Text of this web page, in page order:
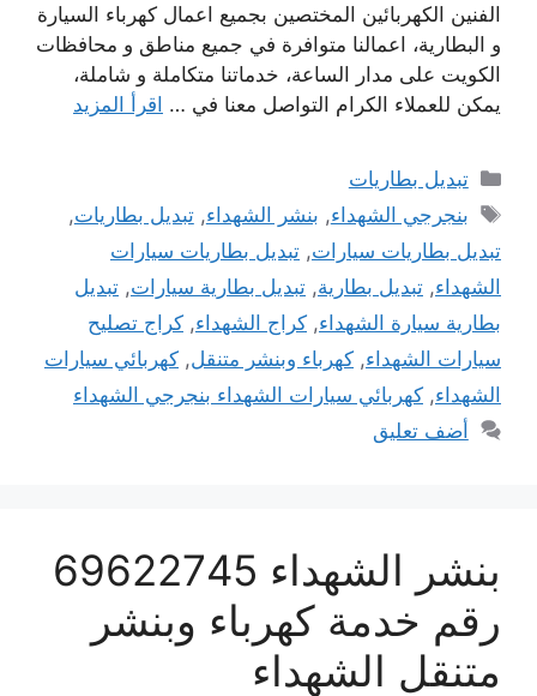
الفنين الكهربائين المختصين بجميع اعمال كهرباء السيارة
و البطارية، اعمالنا متوافرة في جميع مناطق و محافظات
الكويت على مدار الساعة، خدماتنا متكاملة و شاملة،
يمكن للعملاء الكرام التواصل معنا في … اقرأ المزيد
التصنيفات
تبديل بطاريات
الوسوم
بنجرجي الشهداء, بنشر الشهداء,تبديل بطاريات,
تبديل بطاريات سيارات, تبديل بطاريات سيارات
الشهداء, تبديل بطارية, تبديل بطارية سيارات, تبديل
بطارية سيارة الشهداء, كراج الشهداء, كراج تصليح
سيارات الشهداء, كهرباء وبنشر متنقل, كهربائي سيارات
الشهداء, كهربائي سيارات الشهداء بنجرجي الشهداء
أضف تعليق
بنشر الشهداء 69622745
رقم خدمة كهرباء وبنشر
متنقل الشهداء